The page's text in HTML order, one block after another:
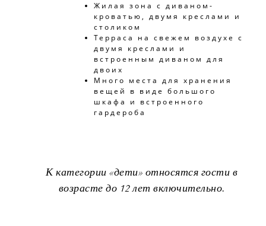
Жилая зона с диваном-
кроватью, двумя креслами и
столиком
Терраса на свежем воздухе с
двумя креслами и
встроенным диваном для
двоих
Много места для хранения
вещей в виде большого
шкафа и встроенного
гардероба
К категории «дети» относятся гости в
возрасте до 12 лет включительно.